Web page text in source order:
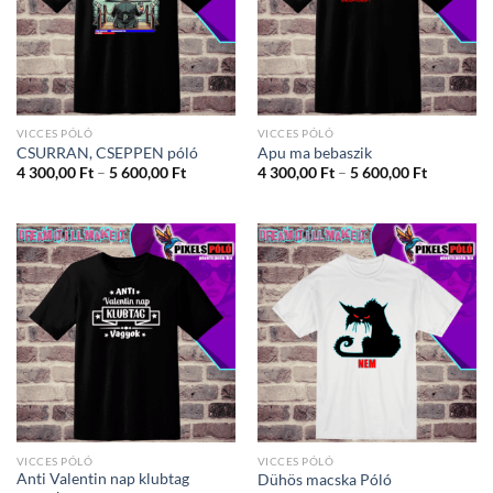
VICCES PÓLÓ
CSURRAN, CSEPPEN póló
4 300,00 Ft – 5 600,00 FtÁrtartomány:
5
600,00 Ft
VICCES PÓLÓ
Apu ma bebaszik
4 300,00 Ft – 5 600,00 Ft
5
600,00 Ft
VICCES PÓLÓ
Anti Valentin nap klubtag
VICCES PÓLÓ
Dühös macska Póló